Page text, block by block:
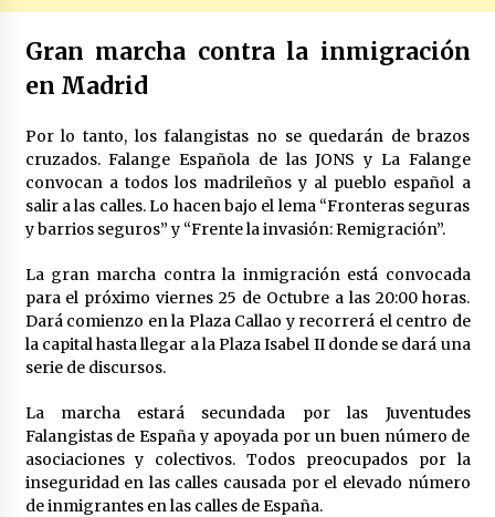
Gran marcha contra la inmigración
en Madrid
Por lo tanto, los falangistas no se quedarán de brazos
cruzados. Falange Española de las JONS y La Falange
convocan a todos los madrileños y al pueblo español a
salir a las calles. Lo hacen bajo el lema “Fronteras seguras
y barrios seguros” y “Frente la invasión: Remigración”.
La gran marcha contra la inmigración está convocada
para el próximo viernes 25 de Octubre a las 20:00 horas.
Dará comienzo en la Plaza Callao y recorrerá el centro de
la capital hasta llegar a la Plaza Isabel II donde se dará una
serie de discursos.
La marcha estará secundada por las Juventudes
Falangistas de España y apoyada por un buen número de
asociaciones y colectivos. Todos preocupados por la
inseguridad en las calles causada por el elevado número
de inmigrantes en las calles de España.